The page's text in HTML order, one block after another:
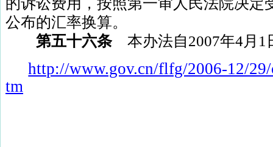
公布的汇率换算。
第五十六条本办法自2007年4月 1
http://www.gov.cn/flfg/2006-12/
tm